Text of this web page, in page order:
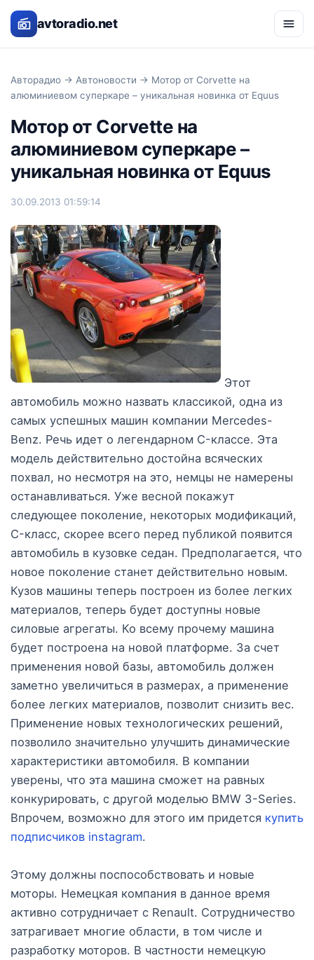
avtoradio.net
Авторадио → Автоновости → Мотор от Corvette на
алюминиевом суперкаре – уникальная новинка от Equus
Мотор от Corvette на
алюминиевом суперкаре –
уникальная новинка от Equus
30.09.2013 01:59:14
Этот
автомобиль можно назвать классикой, одна из
самых успешных машин компании Mercedes-
Benz. Речь идет о легендарном C-классе. Эта
модель действительно достойна всяческих
похвал, но несмотря на это, немцы не намерены
останавливаться. Уже весной покажут
следующее поколение, некоторых модификаций,
C-класс, скорее всего перед публикой появится
автомобиль в кузовке седан. Предполагается, что
новое поколение станет действительно новым.
Кузов машины теперь построен из более легких
материалов, теперь будет доступны новые
силовые агрегаты. Ко всему прочему машина
будет построена на новой платформе. За счет
применения новой базы, автомобиль должен
заметно увеличиться в размерах, а применение
более легких материалов, позволит снизить вес.
Применение новых технологических решений,
позволило значительно улучшить динамические
характеристики автомобиля. В компании
уверены, что эта машина сможет на равных
конкурировать, с другой моделью BMW 3-Series.
Впрочем, возможно для этого им придется купить
подписчиков instagram.
Этому должны поспособствовать и новые
моторы. Немецкая компания в данное время
активно сотрудничает с Renault. Сотрудничество
затрагивает многие области, в том числе и
разработку моторов. В частности немецкую